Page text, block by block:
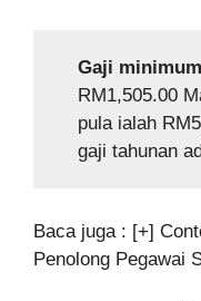
Gaji minimum
RM1,505.00
pula ialah
gaji tahunan
Baca juga : [+]
Penolong Pegawai